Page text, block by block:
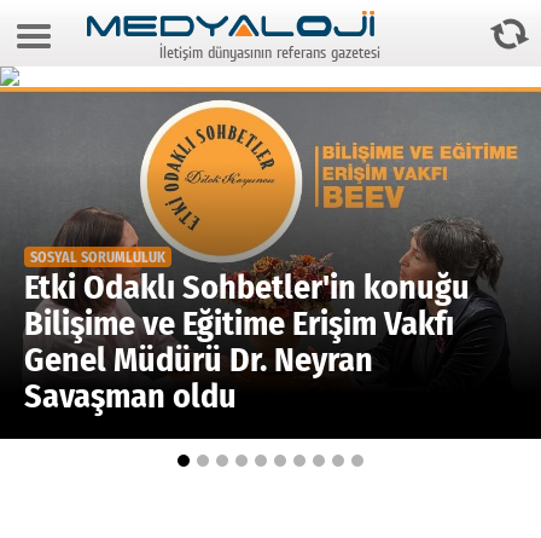
7 Ağustos 2026 23:03:35
Video Galeri
Gazeteler
Medya
Reyting-tiraj
Teknoloji
Televizyon
İletişim dünyasının referans gazetesi
SOSYAL SORUMLULUK
Etki Odaklı Sohbetler'in konuğu
Bilişime ve Eğitime Erişim Vakfı
Genel Müdürü Dr. Neyran
Savaşman oldu